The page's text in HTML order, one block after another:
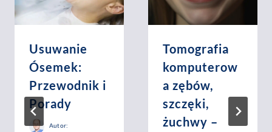
Usuwanie
Ósemek:
Przewodnik i
Porady
Autor:
Tomografia
komputerow
a zębów,
szczęki,
żuchwy –